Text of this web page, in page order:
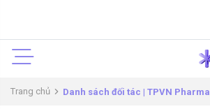
Trang chủ Danh sách đối tác | TPVN Pharma